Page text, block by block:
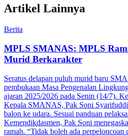
Artikel Lainnya
Berita
MPLS SMANAS: MPLS
Murid Berkarakter
Seratus delapan puluh murid baru
pembukaan Masa Pengenalan
ajaran 2025/2026 pada Senin (14/7).
Kepala SMANAS, Pak Soni
balon ke udara. Sesuai panduan
Kemendikdasmen, Pak Soni
ramah. “Tidak boleh ada